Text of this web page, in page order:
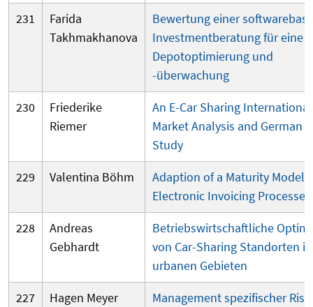
231
Farida
Takhmakhanova
Bewertung einer
Investmentberatung für eine
Depotoptimierung und
-überwachung
230
Friederike
Riemer
An E-Car Sharing International
Market Analysis and German
Study
229
Valentina Böhm
Adaption of a Maturity Model
Electronic Invoicing Processes
228
Andreas
Gebhardt
Betriebswirtschaftliche
von Car-Sharing Standorten in
urbanen Gebieten
227
Hagen Meyer
Management spezifischer